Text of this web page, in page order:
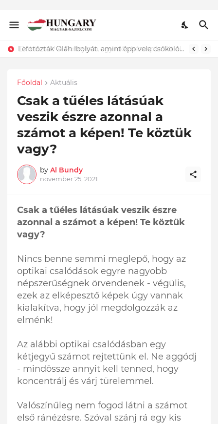
Lefotózták Oláh Ibolyát, amint épp vele csókolózik - EZT nem hiszed el, kinek a karjában kötött ki...ÍME
Főoldal Aktuális
Csak a tűéles látásúak
veszik észre azonnal a
számot a képen! Te köztük
vagy?
by Al Bundy
november 25, 2021
Csak a tűéles látásúak veszik észre
azonnal a számot a képen! Te köztük
vagy?
Nincs benne semmi meglepő, hogy az
optikai csalódások egyre nagyobb
népszerűségnek örvendenek - végülis,
ezek az elképesztő képek úgy vannak
kialakítva, hogy jól megdolgozzák az
elménk!
Az alábbi optikai csalódásban egy
kétjegyű számot rejtettünk el. Ne aggódj
- mindössze annyit kell tenned, hogy
koncentrálj és várj türelemmel.
Valószínűleg nem fogod látni a számot
első ránézésre. Szóval szánj rá egy kis